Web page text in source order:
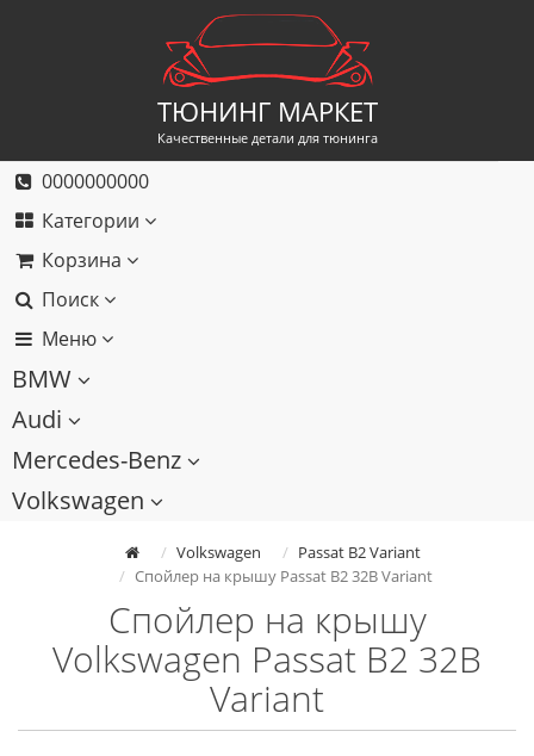
ТЮНИНГ МАРКЕТ
Качественные детали для тюнинга
0000000000
Категории
Корзина
Поиск
Меню
BMW
Audi
Mercedes-Benz
Volkswagen
Volkswagen
Passat B2 Variant
Спойлер на крышу Passat B2 32B Variant
Спойлер на крышу
Volkswagen Passat B2 32B
Variant